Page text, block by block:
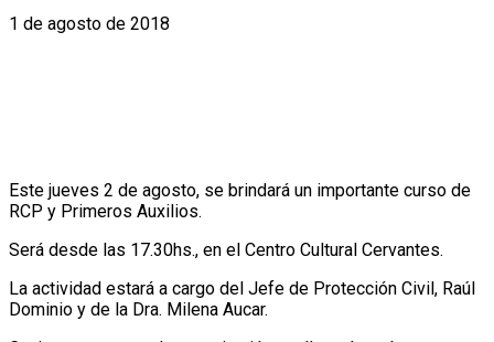
1 de agosto de 2018
Este jueves 2 de agosto, se brindará un importante curso de
RCP y Primeros Auxilios.
Será desde las 17.30hs., en el Centro Cultural Cervantes.
La actividad estará a cargo del Jefe de Protección Civil, Raúl
Dominio y de la Dra. Milena Aucar.